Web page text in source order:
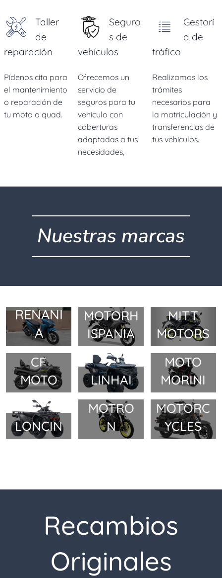
Taller
de
reparación
Pídenos cita para
el mantenimiento
o reparación de
tu moto o quad.
Seguro
s de
vehículos
Ofrecemos un
servicio de
seguros para tu
vehículo con
coberturas
adaptadas a tus
necesidades,
Gestorí
a de
tráfico
Realizamos los
trámites
necesarios para
la matriculación y
transferencias de
tus vehículos.
Nuestras marcas
RENANI
A
MOTORH
ISPANIA
MITT
MOTORS
CF
MOTO
LINHAI
MOTO
MORINI
LONCIN
MOTRO
N
UM
MOTORC
YCLES
Recambios
Originales